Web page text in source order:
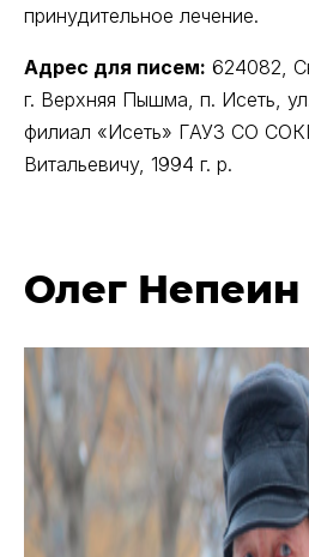
принудительное лечение.
Адрес для писем: 624082,
г. Верхняя Пышма, п. Исеть,
филиал «Исеть» ГАУЗ СО
Витальевичу, 1994 г. р.
Олег Непеин